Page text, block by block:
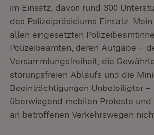
im Einsatz, davon rund 300
des Polizeipräsidiums Einsatz.
allen eingesetzten
Polizeibeamten, deren Aufgabe –
Versammlungsfreiheit, die
störungsfreien Ablaufs und die
Beeinträchtigungen Unbeteiligter –
überwiegend mobilen Proteste und
an betroffenen Verkehrswegen